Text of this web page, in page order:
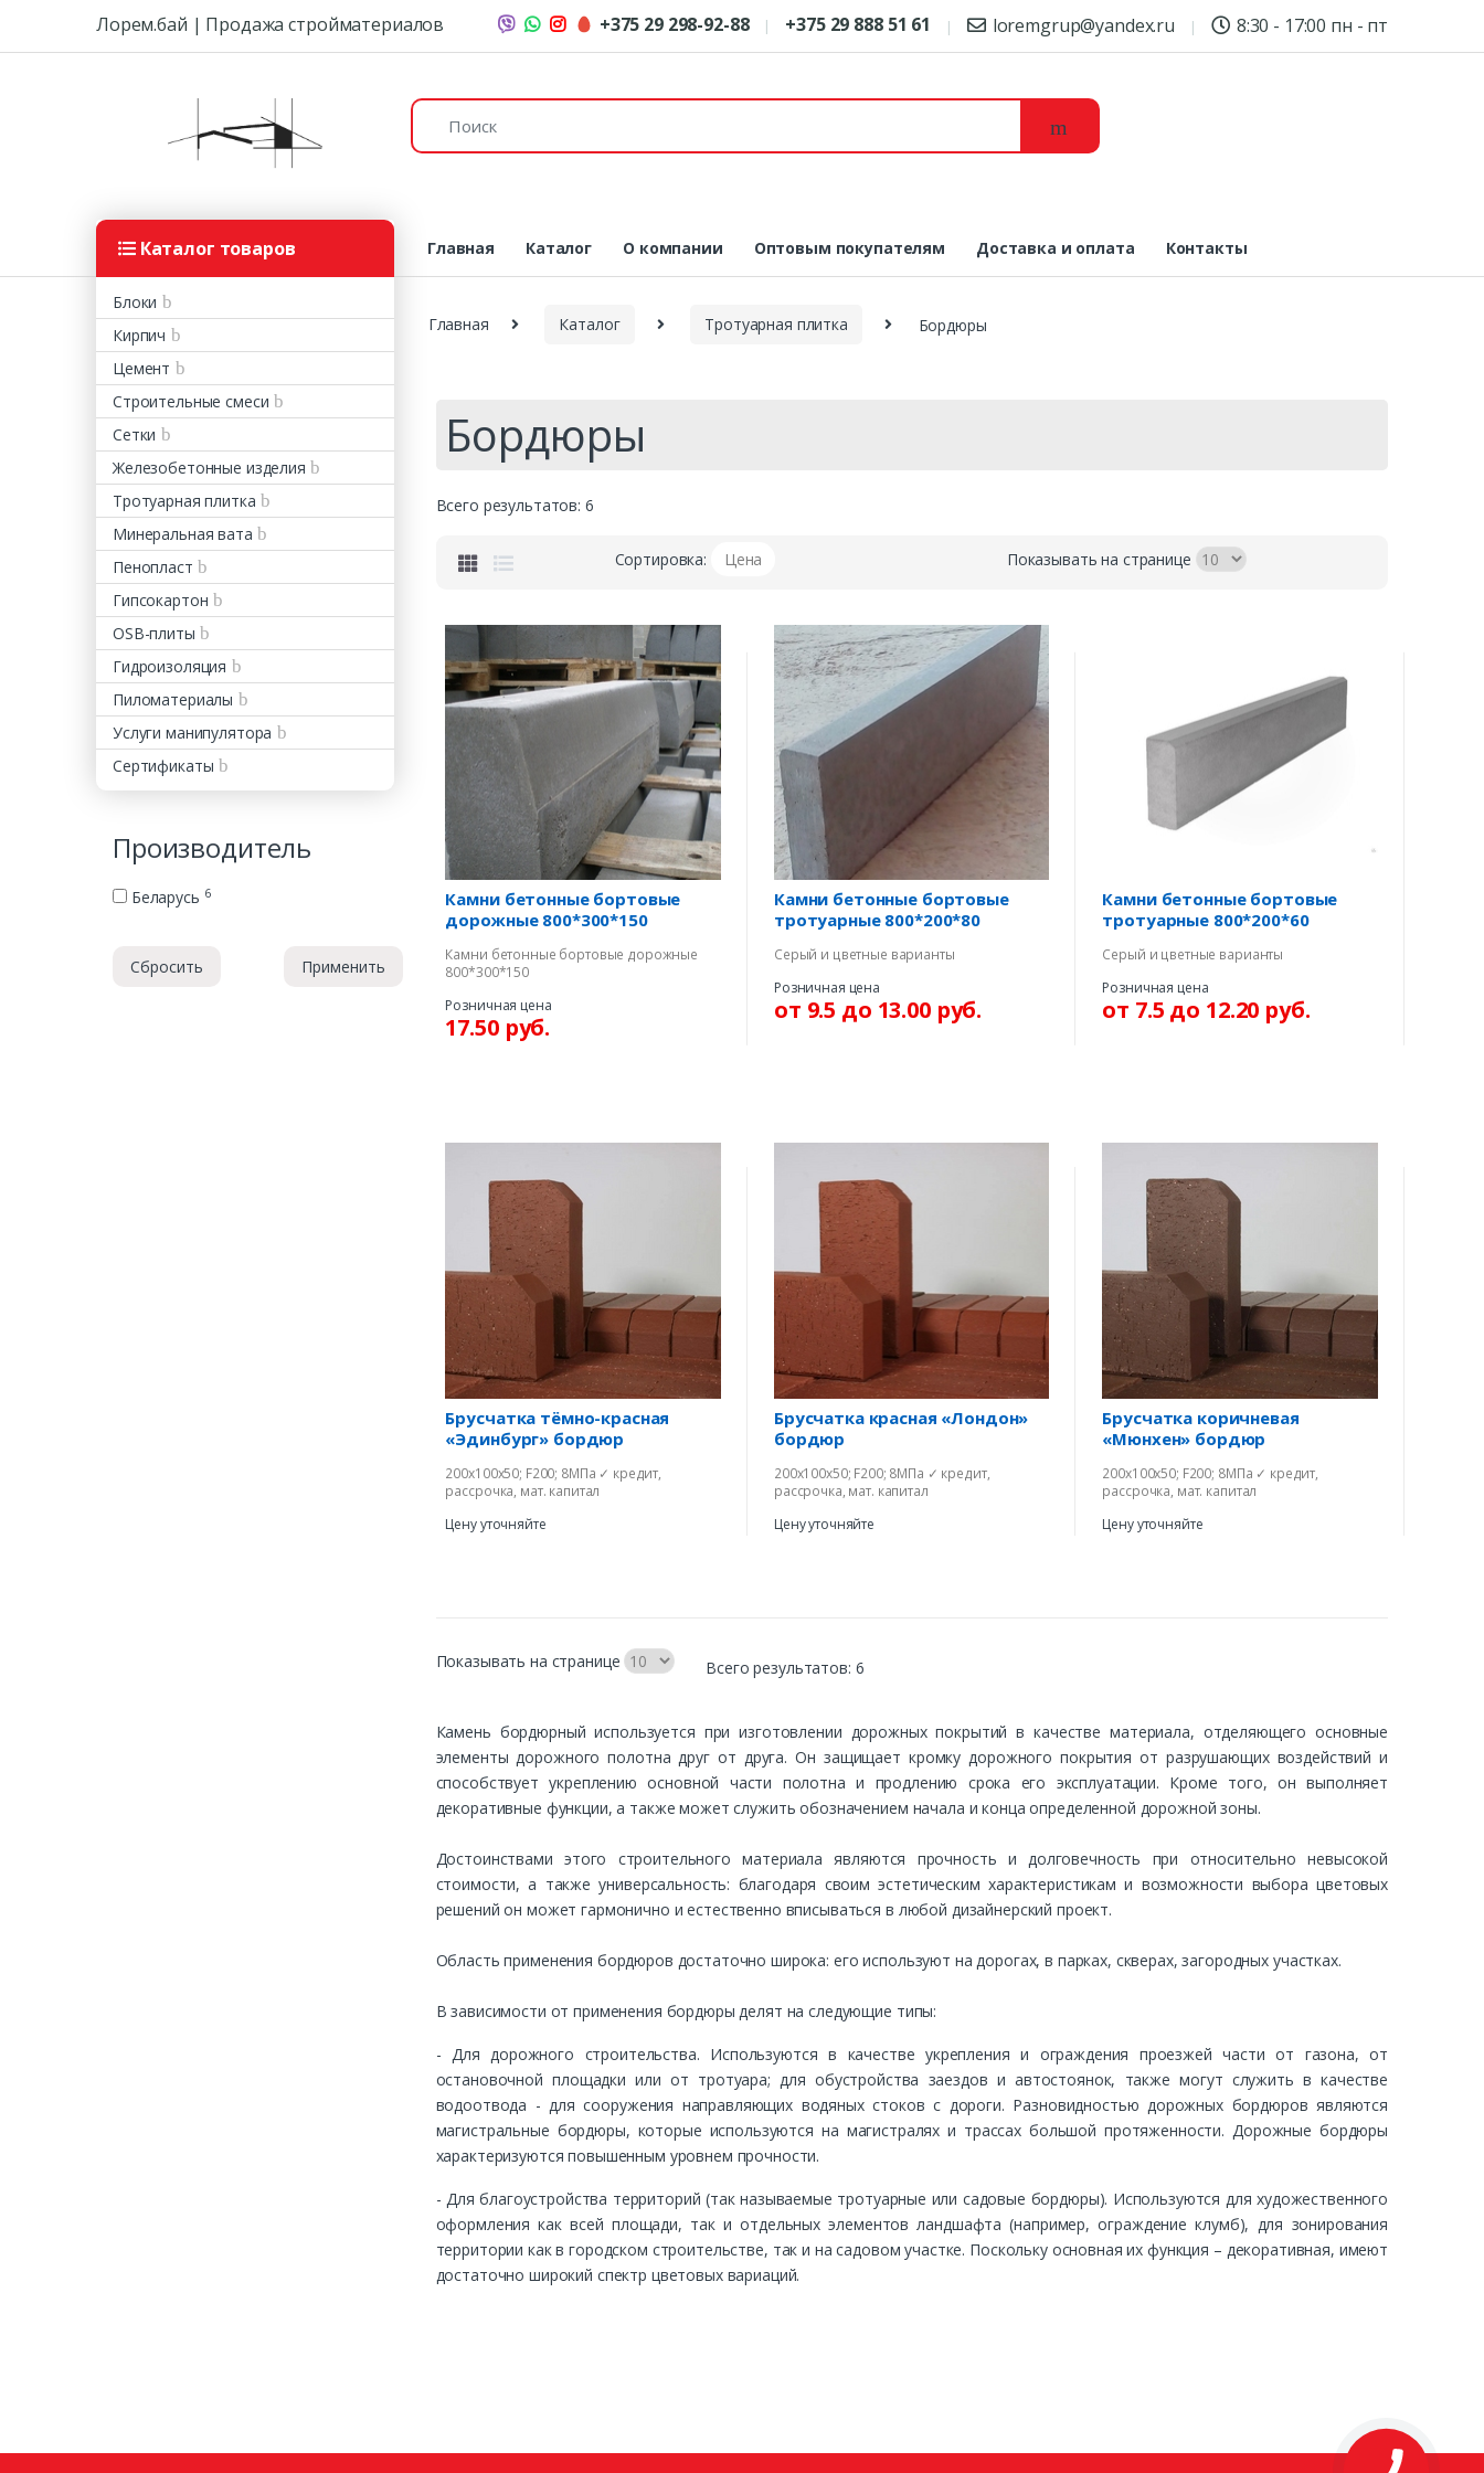
Skip to navigation
Skip to contentЛорем.бай | Продажа стройматериалов +375 29 298-92-88 +375 29 888 51 61 loremgrup@yandex.ru 8:30 - 17:00 пн - пт
Поиск:
Каталог товаров
Блоки
Кирпич
Цемент
Строительные смеси
Сетки
Железобетонные изделия
Тротуарная плитка
Минеральная вата
Пенопласт
Гипсокартон
OSB-плиты
Гидроизоляция
Пиломатериалы
Услуги манипулятора
Сертификаты
Главная Каталог О компании Оптовым покупателям Доставка и оплата Контакты
Главная Каталог Тротуарная плитка Бордюры
Производитель
Беларусь 6
Сбросить Применить
Бордюры
Всего результатов: 6
Сортировка: Цена Показывать на странице
Камни бетонные бортовые
дорожные 800*300*150
Камни бетонные бортовые дорожные
800*300*150
Розничная цена
17.50 руб.
Камни бетонные бортовые
тротуарные 800*200*80
Серый и цветные варианты
Розничная цена
от 9.5 до 13.00 руб.
Камни бетонные бортовые
тротуарные 800*200*60
Серый и цветные варианты
Розничная цена
от 7.5 до 12.20 руб.
Брусчатка тёмно-красная
«Эдинбург» бордюр
200х100х50; F200; 8МПа ✓ кредит,
рассрочка, мат. капитал
Цену уточняйте
Брусчатка красная «Лондон»
бордюр
200х100х50; F200; 8МПа ✓ кредит,
рассрочка, мат. капитал
Цену уточняйте
Брусчатка коричневая
«Мюнхен» бордюр
200х100х50; F200; 8МПа ✓ кредит,
рассрочка, мат. капитал
Цену уточняйте
Показывать на странице Всего результатов: 6
Камень бордюрный используется при изготовлении дорожных покрытий в качестве материала, отделяющего основные
элементы дорожного полотна друг от друга. Он защищает кромку дорожного покрытия от разрушающих воздействий и
способствует укреплению основной части полотна и продлению срока его эксплуатации. Кроме того, он выполняет
декоративные функции, а также может служить обозначением начала и конца определенной дорожной зоны.
Достоинствами этого строительного материала являются прочность и долговечность при относительно невысокой
стоимости, а также универсальность: благодаря своим эстетическим характеристикам и возможности выбора цветовых
решений он может гармонично и естественно вписываться в любой дизайнерский проект.
Область применения бордюров достаточно широка: его используют на дорогах, в парках, скверах, загородных участках.
В зависимости от применения бордюры делят на следующие типы:
- Для дорожного строительства. Используются в качестве укрепления и ограждения проезжей части от газона, от
остановочной площадки или от тротуара; для обустройства заездов и автостоянок, также могут служить в качестве
водоотвода - для сооружения направляющих водяных стоков с дороги. Разновидностью дорожных бордюров являются
магистральные бордюры, которые используются на магистралях и трассах большой протяженности. Дорожные бордюры
характеризуются повышенным уровнем прочности.
- Для благоустройства территорий (так называемые тротуарные или садовые бордюры). Используются для художественного
оформления как всей площади, так и отдельных элементов ландшафта (например, ограждение клумб), для зонирования
территории как в городском строительстве, так и на садовом участке. Поскольку основная их функция – декоративная, имеют
достаточно широкий спектр цветовых вариаций.
Оставьте номер и мы перезвоним Вам
ЖДУ ЗВОНКА